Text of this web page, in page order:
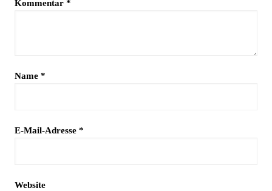
Kommentar *
Name *
E-Mail-Adresse *
Website